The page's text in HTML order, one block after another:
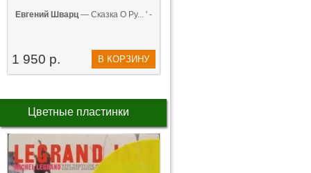
Евгений Шварц— Сказка О Ру... ' -
1 950 р. В КОРЗИНУ
Цветные пластинки